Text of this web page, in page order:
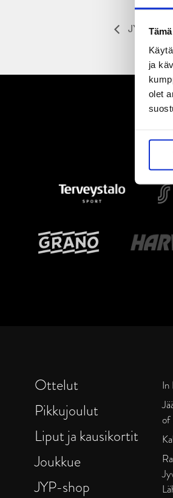
ja
olet
JYP –
Ottelut
Pikkujoulut
Liput ja kausikortit
Joukkue
JYP-shop
In
of